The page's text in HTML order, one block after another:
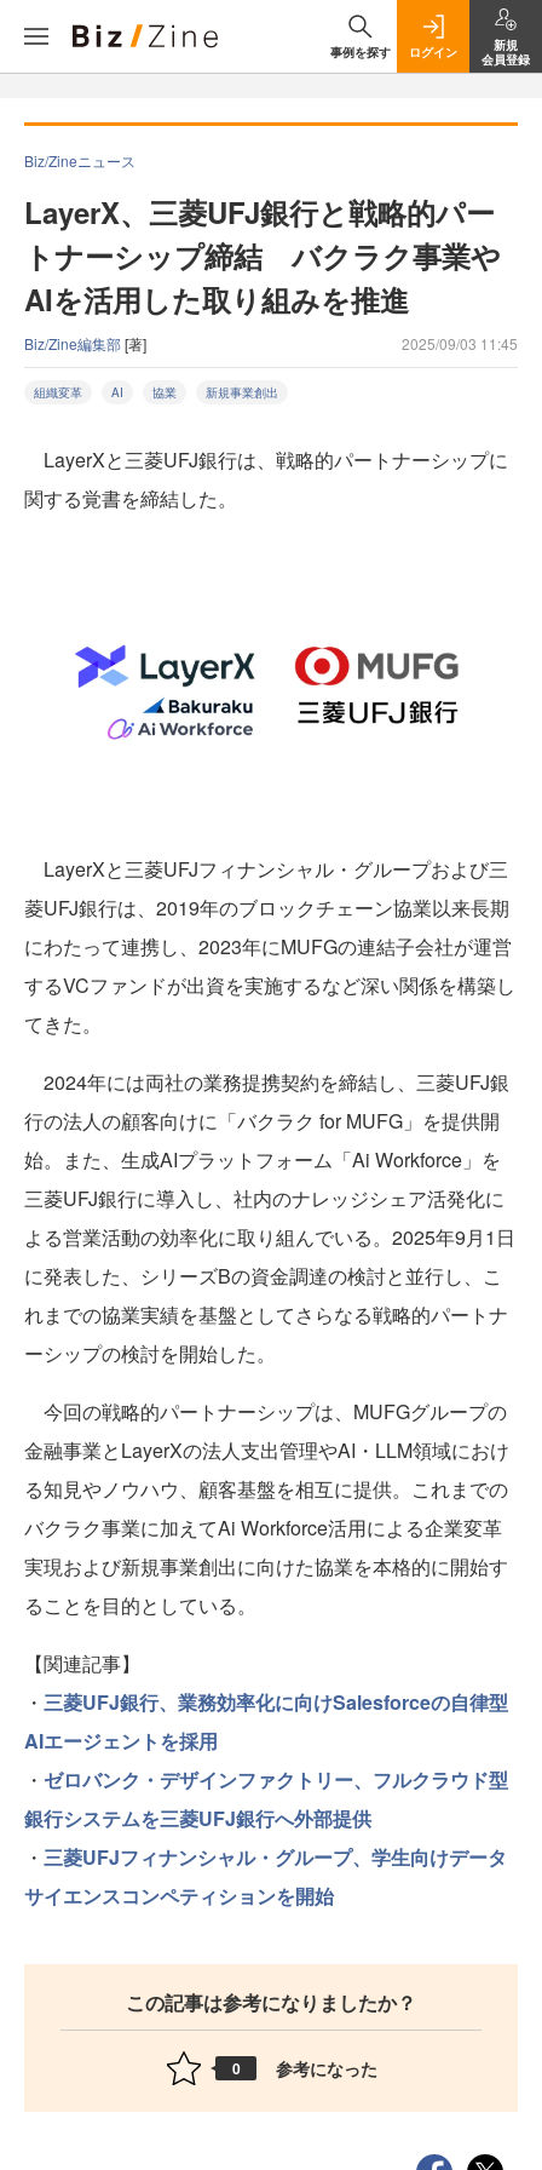
事例を探す ログイン
新規
会員登録
Biz/Zineニュース
LayerX、三菱UFJ銀行と戦略的パー
トナーシップ締結 バクラク事業や
AIを活用した取り組みを推進
Biz/Zine編集部[著] 2025/09/03 11:45
組織変革 AI 協業 新規事業創出
LayerXと三菱UFJ銀行は、戦略的パートナーシップに
関する覚書を締結した。
LayerXと三菱UFJフィナンシャル・グループおよび三
菱UFJ銀行は、2019年のブロックチェーン協業以来長期
にわたって連携し、2023年にMUFGの連結子会社が運営
するVCファンドが出資を実施するなど深い関係を構築し
てきた。
2024年には両社の業務提携契約を締結し、三菱UFJ銀
行の法人の顧客向けに「バクラク for MUFG」を提供開
始。また、生成AIプラットフォーム「Ai Workforce」を
三菱UFJ銀行に導入し、社内のナレッジシェア活発化に
よる営業活動の効率化に取り組んでいる。2025年9月1日
に発表した、シリーズBの資金調達の検討と並行し、こ
れまでの協業実績を基盤としてさらなる戦略的パートナ
ーシップの検討を開始した。
今回の戦略的パートナーシップは、MUFGグループの
金融事業とLayerXの法人支出管理やAI・LLM領域におけ
る知見やノウハウ、顧客基盤を相互に提供。これまでの
バクラク事業に加えてAi Workforce活用による企業変革
実現および新規事業創出に向けた協業を本格的に開始す
ることを目的としている。
【関連記事】
・ 三菱UFJ銀行、業務効率化に向けSalesforceの自律型
AIエージェントを採用
・ ゼロバンク・デザインファクトリー、フルクラウド型
銀行システムを三菱UFJ銀行へ外部提供
・ 三菱UFJフィナンシャル・グループ、学生向けデータ
サイエンスコンペティションを開始
この記事は参考になりましたか？
0 参考になった